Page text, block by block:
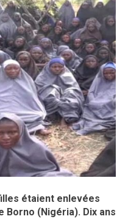
étaient enlevées
Borno (Nigéria). Dix ans